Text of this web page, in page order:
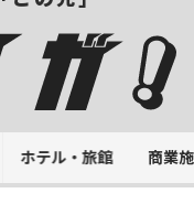
ホテル・旅館 商業